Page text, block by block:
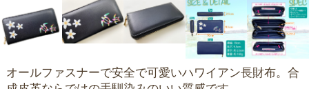
オールファスナーで安全で可愛いハワイアン長財布。合